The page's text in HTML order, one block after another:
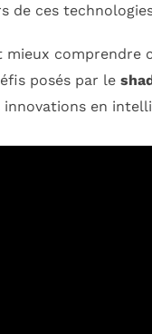
de ces
mieux comprendre
posés par le
en